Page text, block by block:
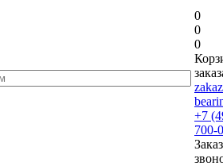
0
0
0
+7
700-